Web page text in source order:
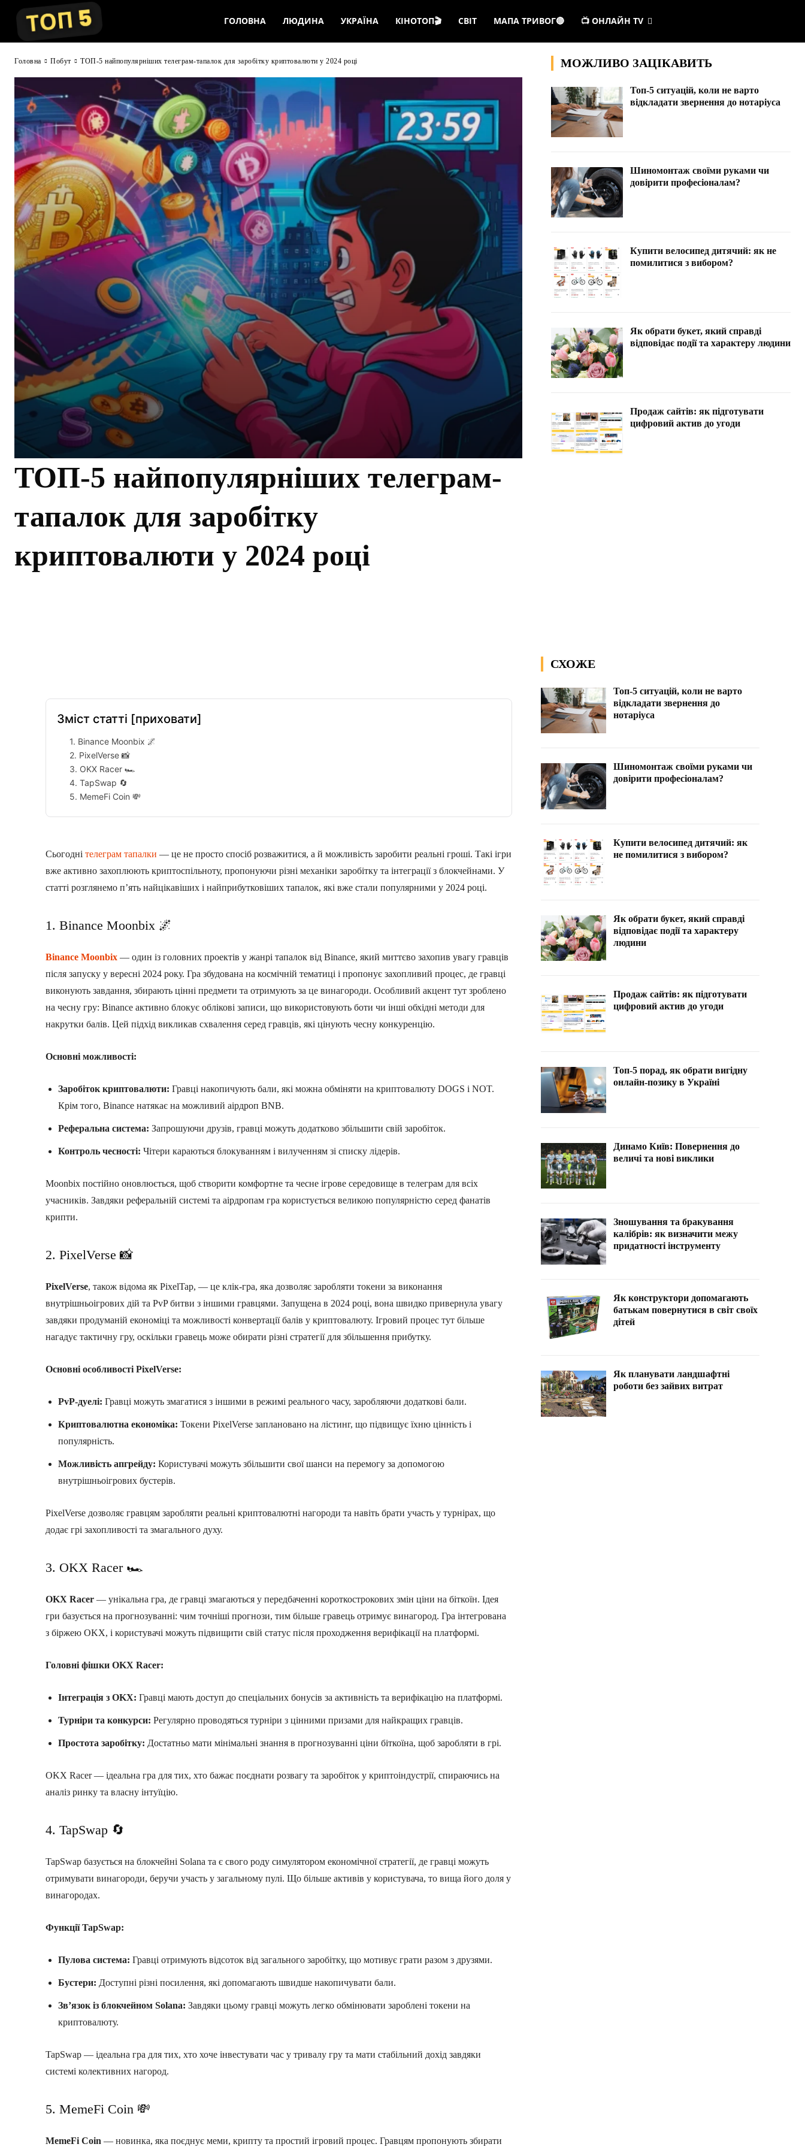
ГОЛОВНА ЛЮДИНА УКРАЇНА КІНОТОП🎬 СВІТ МАПА ТРИВОГ🔴 📺 ОНЛАЙН TV
Головна Побут ТОП-5 найпопулярніших телеграм-тапалок для заробітку криптовалюти у 2024 році
ТОП-5 найпопулярніших телеграм-
тапалок для заробітку
криптовалюти у 2024 році
МОЖЛИВО ЗАЦІКАВИТЬ
Топ-5 ситуацій, коли не варто
відкладати звернення до нотаріуса
Шиномонтаж своїми руками чи
довірити професіоналам?
Купити велосипед дитячий: як не
помилитися з вибором?
Як обрати букет, який справді
відповідає події та характеру людини
Продаж сайтів: як підготувати
цифровий актив до угоди
Зміст статті [приховати]
1. Binance Moonbix 🌌
2. PixelVerse 📸
3. OKX Racer 🏎️
4. TapSwap 🔄
5. MemeFi Coin 💸
Сьогодні телеграм тапалки — це не просто спосіб розважитися, а й можливість заробити реальні гроші. Такі ігри
вже активно захоплюють криптоспільноту, пропонуючи різні механіки заробітку та інтеграції з блокчейнами. У
статті розглянемо п’ять найцікавіших і найприбутковіших тапалок, які вже стали популярними у 2024 році.
1. Binance Moonbix 🌌
Binance Moonbix — один із головних проектів у жанрі тапалок від Binance, який миттєво захопив увагу гравців
після запуску у вересні 2024 року. Гра збудована на космічній тематиці і пропонує захопливий процес, де гравці
виконують завдання, збирають цінні предмети та отримують за це винагороди. Особливий акцент тут зроблено
на чесну гру: Binance активно блокує облікові записи, що використовують боти чи інші обхідні методи для
накрутки балів. Цей підхід викликав схвалення серед гравців, які цінують чесну конкуренцію.
Основні можливості:
Заробіток криптовалюти: Гравці накопичують бали, які можна обміняти на криптовалюту DOGS і NOT.
Крім того, Binance натякає на можливий аірдроп BNB.
Реферальна система: Запрошуючи друзів, гравці можуть додатково збільшити свій заробіток.
Контроль чесності: Чітери караються блокуванням і вилученням зі списку лідерів.
Moonbix постійно оновлюється, щоб створити комфортне та чесне ігрове середовище в телеграм для всіх
учасників. Завдяки реферальній системі та аірдропам гра користується великою популярністю серед фанатів
крипти.
2. PixelVerse 📸
PixelVerse, також відома як PixelTap, — це клік-гра, яка дозволяє заробляти токени за виконання
внутрішньоігрових дій та PvP битви з іншими гравцями. Запущена в 2024 році, вона швидко привернула увагу
завдяки продуманій економіці та можливості конвертації балів у криптовалюту. Ігровий процес тут більше
нагадує тактичну гру, оскільки гравець може обирати різні стратегії для збільшення прибутку.
Основні особливості PixelVerse:
PvP-дуелі: Гравці можуть змагатися з іншими в режимі реального часу, заробляючи додаткові бали.
Криптовалютна економіка: Токени PixelVerse заплановано на лістинг, що підвищує їхню цінність і
популярність.
Можливість апгрейду: Користувачі можуть збільшити свої шанси на перемогу за допомогою
внутрішньоігрових бустерів.
PixelVerse дозволяє гравцям заробляти реальні криптовалютні нагороди та навіть брати участь у турнірах, що
додає грі захопливості та змагального духу.
3. OKX Racer 🏎️
OKX Racer — унікальна гра, де гравці змагаються у передбаченні короткострокових змін ціни на біткоїн. Ідея
гри базується на прогнозуванні: чим точніші прогнози, тим більше гравець отримує винагород. Гра інтегрована
з біржею OKX, і користувачі можуть підвищити свій статус після проходження верифікації на платформі.
Головні фішки OKX Racer:
Інтеграція з OKX: Гравці мають доступ до спеціальних бонусів за активність та верифікацію на платформі.
Турніри та конкурси: Регулярно проводяться турніри з цінними призами для найкращих гравців.
Простота заробітку: Достатньо мати мінімальні знання в прогнозуванні ціни біткоїна, щоб заробляти в грі.
OKX Racer — ідеальна гра для тих, хто бажає поєднати розвагу та заробіток у криптоіндустрії, спираючись на
аналіз ринку та власну інтуїцію.
4. TapSwap 🔄
TapSwap базується на блокчейні Solana та є свого роду симулятором економічної стратегії, де гравці можуть
отримувати винагороди, беручи участь у загальному пулі. Що більше активів у користувача, то вища його доля у
винагородах.
Функції TapSwap:
Пулова система: Гравці отримують відсоток від загального заробітку, що мотивує грати разом з друзями.
Бустери: Доступні різні посилення, які допомагають швидше накопичувати бали.
Зв’язок із блокчейном Solana: Завдяки цьому гравці можуть легко обмінювати зароблені токени на
криптовалюту.
TapSwap — ідеальна гра для тих, хто хоче інвестувати час у тривалу гру та мати стабільний дохід завдяки
системі колективних нагород.
5. MemeFi Coin 💸
MemeFi Coin — новинка, яка поєднує меми, крипту та простий ігровий процес. Гравцям пропонують збирати
СХОЖЕ
Топ-5 ситуацій, коли не варто
відкладати звернення до
нотаріуса
Шиномонтаж своїми руками чи
довірити професіоналам?
Купити велосипед дитячий: як
не помилитися з вибором?
Як обрати букет, який справді
відповідає події та характеру
людини
Продаж сайтів: як підготувати
цифровий актив до угоди
Топ-5 порад, як обрати вигідну
онлайн-позику в Україні
Динамо Київ: Повернення до
величі та нові виклики
Зношування та бракування
калібрів: як визначити межу
придатності інструменту
Як конструктори допомагають
батькам повернутися в світ своїх
дітей
Як планувати ландшафтні
роботи без зайвих витрат